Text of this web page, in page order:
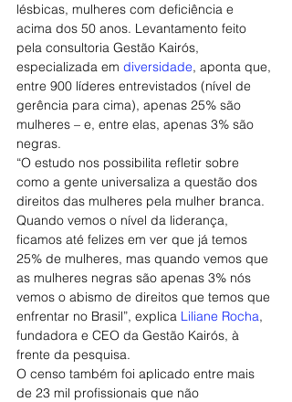
lésbicas, mulheres com deficiência e
acima dos 50 anos. Levantamento feito
pela consultoria Gestão Kairós,
especializada em diversidade, aponta que,
entre 900 líderes entrevistados (nível de
gerência para cima), apenas 25% são
mulheres – e, entre elas, apenas 3% são
negras.
“O estudo nos possibilita refletir sobre
como a gente universaliza a questão dos
direitos das mulheres pela mulher branca.
Quando vemos o nível da liderança,
ficamos até felizes em ver que já temos
25% de mulheres, mas quando vemos que
as mulheres negras são apenas 3% nós
vemos o abismo de direitos que temos que
enfrentar no Brasil”, explica Liliane Rocha,
fundadora e CEO da Gestão Kairós, à
frente da pesquisa.
O censo também foi aplicado entre mais
de 23 mil profissionais que não